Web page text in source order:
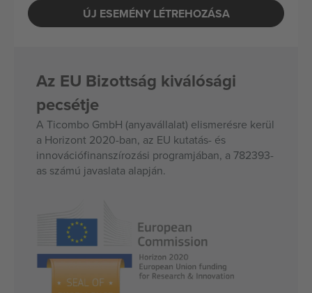
ÚJ ESEMÉNY LÉTREHOZÁSA
Az EU Bizottság kiválósági
pecsétje
A Ticombo GmbH (anyavállalat) elismerésre kerül
a Horizont 2020-ban, az EU kutatás- és
innovációfinanszírozási programjában, a 782393-
as számú javaslata alapján.